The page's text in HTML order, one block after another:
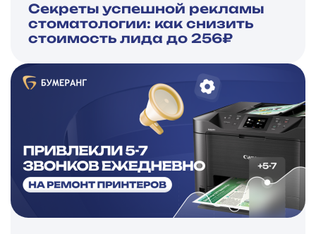
Секреты успешной рекламы
стоматологии: как снизить
стоимость лида до 256₽